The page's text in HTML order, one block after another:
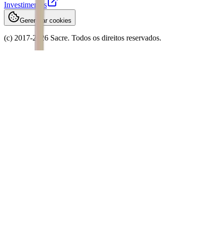
Investimentos
Gerenciar cookies
(c) 2017-2026 Sacre. Todos os direitos reservados.